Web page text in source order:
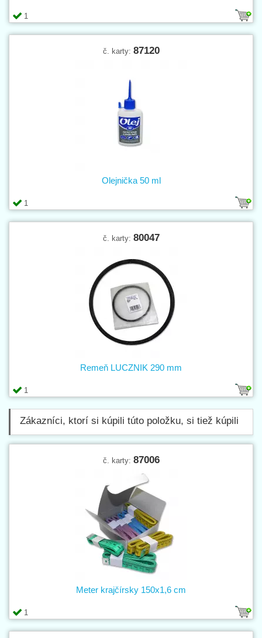
1
č. karty: 87120
1
Olejnička 50 ml
č. karty: 80047
1
Remeň LUCZNIK 290 mm
Zákazníci, ktorí si kúpili túto položku, si tiež kúpili
č. karty: 87006
1
Meter krajčírsky 150x1,6 cm